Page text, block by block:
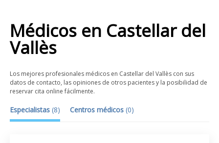
Médicos en Castellar del
Vallès
Los mejores profesionales médicos en Castellar del Vallès con sus
datos de contacto, las opiniones de otros pacientes y la posibilidad de
reservar cita online fácilmente.
Especialistas (8) Centros médicos (0)